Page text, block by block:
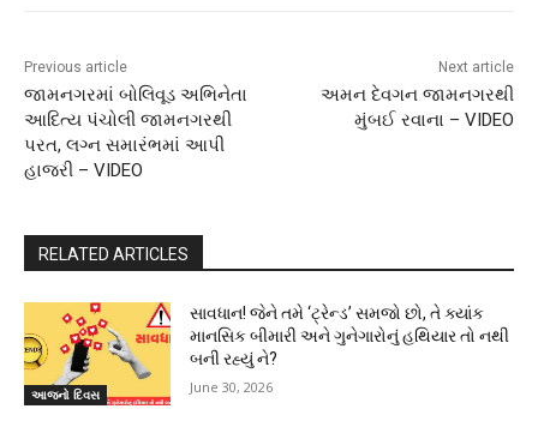
Previous article
જામનગરમાં બોલિવૂડ અભિનેતા
આદિત્ય પંચોલી જામનગરથી
પરત, લગ્ન સમારંભમાં આપી
હાજરી – VIDEO
Next article
અમન દેવગન જામનગરથી
મુંબઈ રવાના – VIDEO
RELATED ARTICLES
આજનો દિવસ
સાવધાન! જેને તમે ‘ટ્રેન્ડ’ સમજો છો, તે ક્યાંક
માનસિક બીમારી અને ગુનેગારોનું હથિયાર તો નથી
બની રહ્યું ને?
June 30, 2026